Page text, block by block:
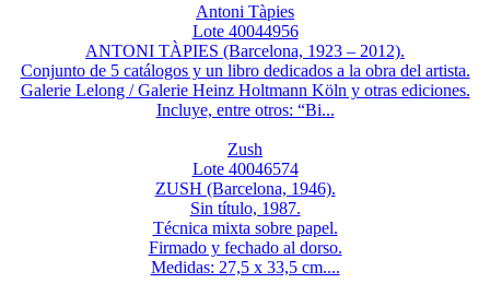
Antoni Tàpies
Lote 40044956
ANTONI TÀPIES (Barcelona, 1923 – 2012).
Conjunto de 5 catálogos y un libro dedicados a la obra del artista.
Galerie Lelong / Galerie Heinz Holtmann Köln y otras ediciones.
Incluye, entre otros: “Bi...
Zush
Lote 40046574
ZUSH (Barcelona, 1946).
Sin título, 1987.
Técnica mixta sobre papel.
Firmado y fechado al dorso.
Medidas: 27,5 x 33,5 cm....